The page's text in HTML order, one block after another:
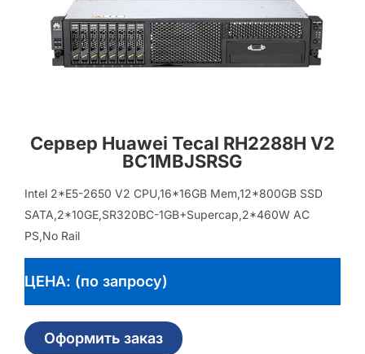
Сервер Huawei Tecal RH2288H V2
BC1MBJSRSG
Intel 2*E5-2650 V2 CPU,16*16GB Mem,12*800GB SSD
SATA,2*10GE,SR320BC-1GB+Supercap,2*460W AC
PS,No Rail
ЦЕНА: (по запросу)
Оформить заказ